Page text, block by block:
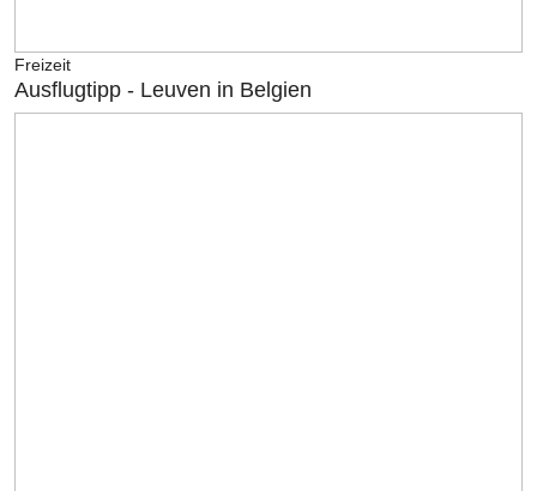
Freizeit
Ausflugtipp - Leuven in Belgien